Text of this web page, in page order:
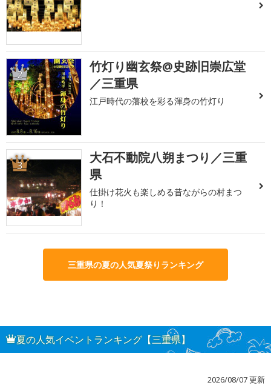
2
竹灯り幽玄祭@史跡旧崇広堂
／三重県
江戸時代の藩校を彩る渾身の竹灯り
3
大石不動院八朔まつり／三重
県
仕掛け花火も楽しめる昔ながらの村まつ
り！
三重県の夏の人気夏祭りランキング
夏の人気イベントランキング【三重県】
2026/08/07 更新